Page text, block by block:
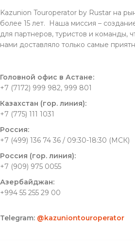
Kazunion Touroperator by Rustar на
более 15 лет. Наша миссия –
для партнеров, туристов и команды,
нами доставляло только самые
Головной офис в Астане:
+7 (7172) 999 982, 999 801
Казахстан (гор. линия):
+7 (775) 111 1031
Россия:
+7 (499) 136 74 36 / 09:30-18:30 (МСК)
Россия (гор. линия):
+7 (909) 975 0055
Азербайджан:
+994 55 255 29 00
Telegram: @kazuniontouroperator